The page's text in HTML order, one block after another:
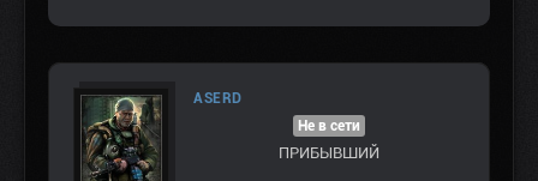
ASERD
Не в сети
ПРИБЫВШИЙ